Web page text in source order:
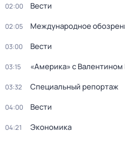
02:00 Вести
02:05 Международное
03:00 Вести
03:15 «Америка» с
03:32 Специальный репортаж
04:00 Вести
04:21 Экономика